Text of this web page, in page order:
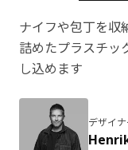
ナイフや包丁を収
詰めたプラスチッ
し込めます
デザイ